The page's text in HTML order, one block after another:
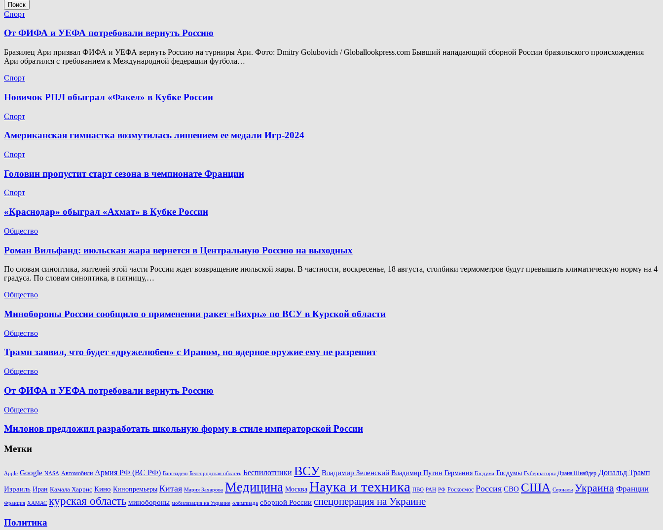
Поиск
Спорт
От ФИФА и УЕФА потребовали вернуть Россию
Бразилец Ари призвал ФИФА и УЕФА вернуть Россию на турниры Ари. Фото: Dmitry Golubovich / Globallookpress.com Бывший нападающий сборной России бразильского происхождения
Ари обратился с требованием к Международной федерации футбола…
Спорт
Новичок РПЛ обыграл «Факел» в Кубке России
Спорт
Американская гимнастка возмутилась лишением ее медали Игр-2024
Спорт
Головин пропустит старт сезона в чемпионате Франции
Спорт
«Краснодар» обыграл «Ахмат» в Кубке России
Общество
Роман Вильфанд: июльская жара вернется в Центральную Россию на выходных
По словам синоптика, жителей этой части России ждет возвращение июльской жары. В частности, воскресенье, 18 августа, столбики термометров будут превышать климатическую норму на 4
градуса. По словам синоптика, в пятницу,…
Общество
Минобороны России сообщило о применении ракет «Вихрь» по ВСУ в Курской области
Общество
Трамп заявил, что будет «дружелюбен» с Ираном, но ядерное оружие ему не разрешит
Общество
От ФИФА и УЕФА потребовали вернуть Россию
Общество
Милонов предложил разработать школьную форму в стиле императорской России
Метки
Apple Google NASA Автомобили Армия РФ (ВС РФ) Бангладеш Белгородская область Беспилотники ВСУ Владимир Зеленский Владимир Путин Германия Госдума Госдумы Губернаторы Диана Шнайдер Дональд Трамп
Израиль Иран Камала Харрис Кино Кинопремьеры Китая Мария Захарова Медицина Москва Наука и техника ПВО РАН РФ Роскосмос Россия СВО США Сериалы Украина Франции
Франция ХАМАС курская область минобороны мобилизация на Украине олимпиада сборной России спецоперация на Украине
Политика